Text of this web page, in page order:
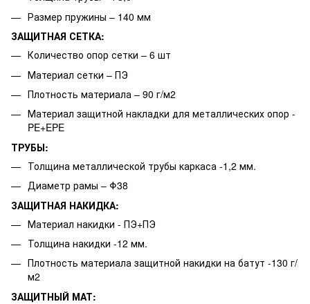
Размер пружины – 140 мм
ЗАЩИТНАЯ СЕТКА:
Количество опор сетки – 6 шт
Материал сетки – ПЭ
Плотность материала – 90 г/м2
Материал защитной накладки для металлических опор -
PE+EPE
ТРУБЫ:
Толщина металлической трубы каркаса -1,2 мм.
Диаметр рамы – Φ38
ЗАЩИТНАЯ НАКИДКА:
Материал накидки - ПЭ+ПЭ
Толщина накидки -12 мм.
Плотность материала защитной накидки на батут -130 г/
м2
ЗАЩИТНЫЙ МАТ: